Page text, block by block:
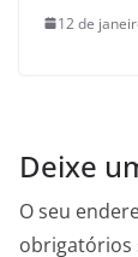
12 de
Deixe
O seu
obrigatórios